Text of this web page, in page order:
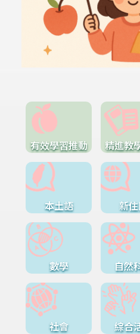
有效學習推動 精進教
本土語 新
數學 自然
社會 綜合